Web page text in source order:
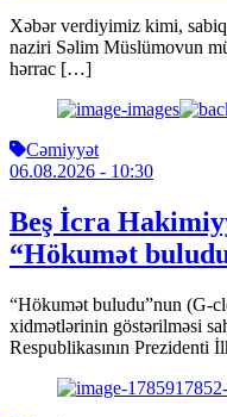
Xəbər verdiyimiz kimi,
naziri Səlim Müslümovun
hərrac […]
Cəmiyyət
06.08.2026 - 10:30
Beş İcra
“Hökumət
“Hökumət buludu”nun (G-
xidmətlərinin göstərilməsi
Respublikasının